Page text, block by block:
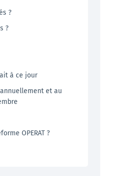
?
?
à ce jour
et au
OPERAT ?